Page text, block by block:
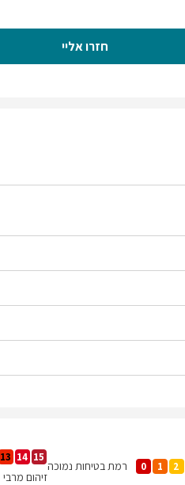
חזרו אליי
0 1 2 רמת בטיחות נמוכה
13 14 15
זיהום מרבי